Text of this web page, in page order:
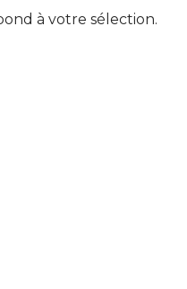
à votre sélection.